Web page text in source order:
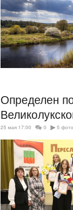
Определен
25 мая 17:00 0 5 фото